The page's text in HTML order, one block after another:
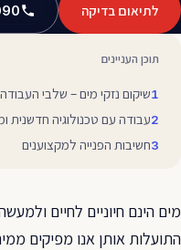
לתיאום בדיקה
מים הינם חיוניים לחיים
התועלות אותן אנו מפיקים
תוכן העניינים
שיקום נזקי מים – שלבי העבודה
עבודה עם טכנולוגיה חדשנית
חשיבות הפנייה למקצוענים